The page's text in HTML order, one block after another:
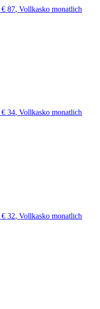
€ 87, Vollkasko monatlich
€ 34, Vollkasko monatlich
€ 32, Vollkasko monatlich